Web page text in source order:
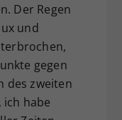
Der Regen
und
gegen
des zweiten
ich habe